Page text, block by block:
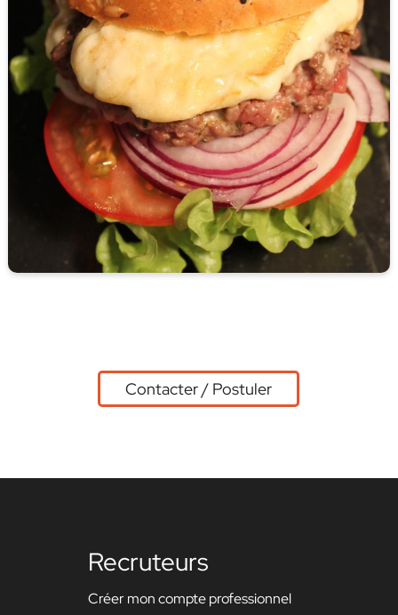
Contacter / Postuler
Recruteurs
Créer mon compte professionnel